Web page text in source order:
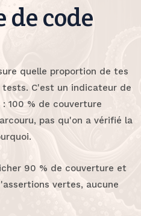
code
quelle proportion de tes
C'est un indicateur de
100 % de couverture
pas qu'on a vérifié la
90 % de couverture et
vertes, aucune